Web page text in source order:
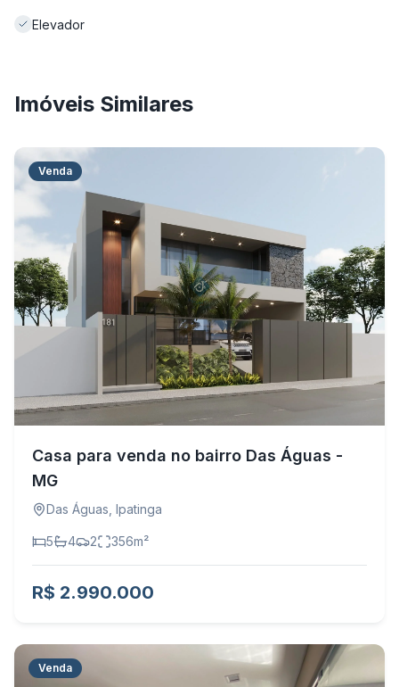
Elevador
Imóveis Similares
Venda
Casa para venda no bairro Das Águas -
MG
Das Águas Ipatinga
5 4 2 356m²
R$ 2.990.000
Venda